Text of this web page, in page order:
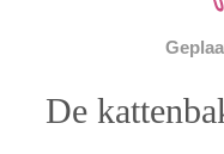
De